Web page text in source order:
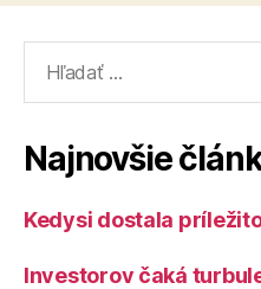
Najnovšie
Kedysi dostala
Investorov čaká